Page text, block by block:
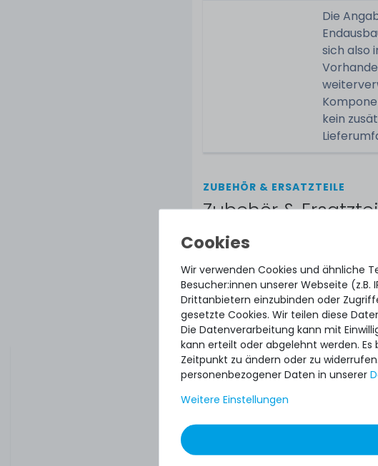
Die
sich also
kein
ZUBEHÖR & ERSATZTEILE
Zubehör &
Stromkabel (60cm) für
Battery Backed Write
Cache (BBWC) Modul -
458943-003 / 488138-001
11
Wir verwenden Cookies und ähnliche
Besucher:innen unserer Webseite (z.B.
Drittanbietern einzubinden oder
gesetzte Cookies. Wir teilen diese
Die Datenverarbeitung kann mit
kann erteilt oder abgelehnt werden.
Zeitpunkt zu ändern oder zu
personenbezogener Daten in unserer
Weitere Einstellungen